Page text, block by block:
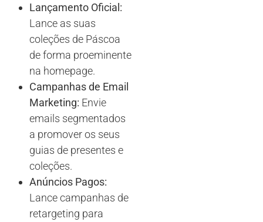
Lançamento Oficial:
Lance as suas
coleções de Páscoa
de forma proeminente
na homepage.
Campanhas de Email
Marketing: Envie
emails segmentados
a promover os seus
guias de presentes e
coleções.
Anúncios Pagos:
Lance campanhas de
retargeting para